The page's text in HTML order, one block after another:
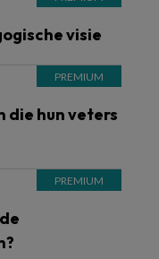
visie
die hun veters